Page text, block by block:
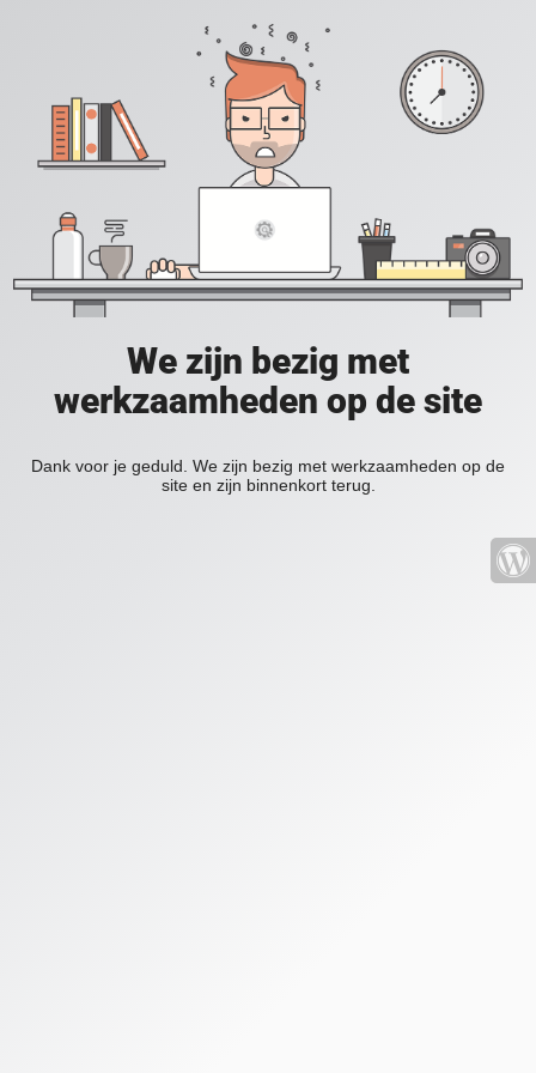
We zijn bezig met
werkzaamheden op de site
Dank voor je geduld. We zijn bezig met werkzaamheden op de
site en zijn binnenkort terug.